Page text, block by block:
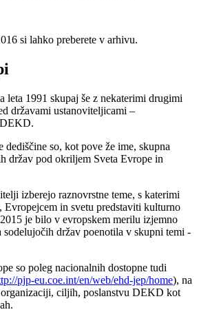
si lahko preberete v arhivu.
leta 1991 skupaj še z nekaterimi drugimi
državami ustanoviteljicami –
so, kot pove že ime, skupna
držav pod okriljem Sveta Evrope in
izberejo raznovrstne teme, s katerimi
Evropejcem in svetu predstaviti kulturno
je bilo v evropskem merilu izjemno
sodelujočih držav poenotila v skupni temi -
so poleg nacionalnih dostopne tudi
pjp-eu.coe.int/en/web/ehd-jep/home), na
ciljih, poslanstvu DEKD kot